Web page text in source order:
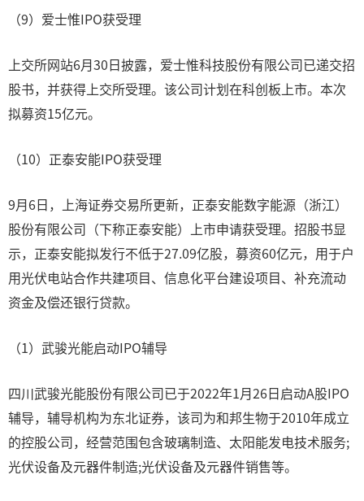
（9）爱士惟IPO获受理
上交所网站6月30日披露，爱士惟科技股份有限公司已递交招
股书，并获得上交所受理。该公司计划在科创板上市。本次
拟募资15亿元。
（10）正泰安能IPO获受理
9月6日，上海证券交易所更新，正泰安能数字能源（浙江）
股份有限公司（下称正泰安能）上市申请获受理。招股书显
示，正泰安能拟发行不低于27.09亿股，募资60亿元，用于户
用光伏电站合作共建项目、信息化平台建设项目、补充流动
资金及偿还银行贷款。
（1）武骏光能启动IPO辅导
四川武骏光能股份有限公司已于2022年1月26日启动A股IPO
辅导，辅导机构为东北证券，该司为和邦生物于2010年成立
的控股公司，经营范围包含玻璃制造、太阳能发电技术服务;
光伏设备及元器件制造;光伏设备及元器件销售等。